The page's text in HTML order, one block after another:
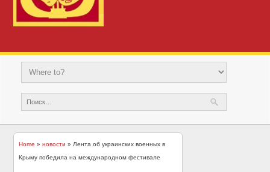
Home »новости » Лента об украинских военных в
Крыму победила на международном фестивале